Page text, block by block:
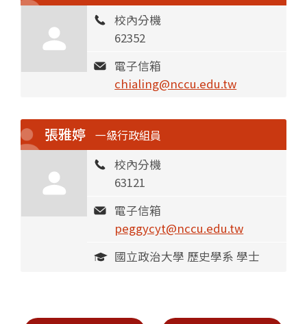
校內分機
62352
電子信箱
chialing@nccu.edu.tw
張雅婷 一級行政組員
校內分機
63121
電子信箱
peggycyt@nccu.edu.tw
國立政治大學 歷史學系 學士